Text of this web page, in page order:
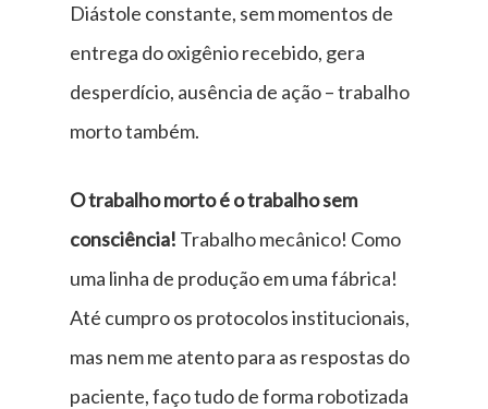
Diástole constante, sem momentos de
entrega do oxigênio recebido, gera
desperdício, ausência de ação – trabalho
morto também.
O trabalho morto é o trabalho sem
consciência! Trabalho mecânico! Como
uma linha de produção em uma fábrica!
Até cumpro os protocolos institucionais,
mas nem me atento para as respostas do
paciente, faço tudo de forma robotizada